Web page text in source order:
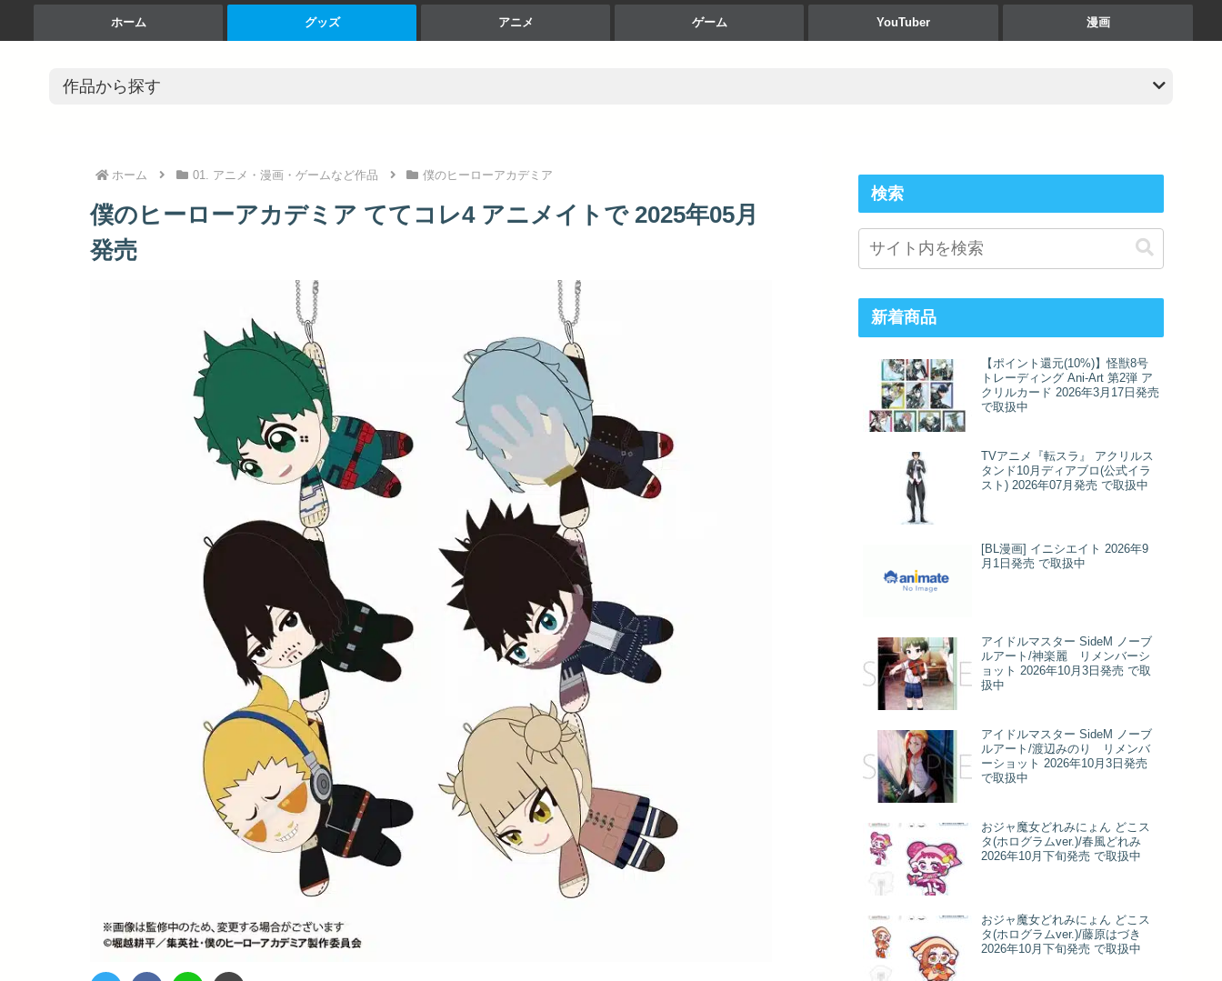
ホーム グッズ アニメ ゲーム YouTuber 漫画
ホーム 01. アニメ・漫画・ゲームなど作品 僕のヒーローアカデミア
僕のヒーローアカデミア ててコレ4 アニメイトで 2025年05月
発売
検索
新着商品
【ポイント還元(10%)】怪獣8号
トレーディング Ani-Art 第2弾 ア
クリルカード 2026年3月17日発売
で取扱中
TVアニメ『転スラ』 アクリルス
タンド10月ディアブロ(公式イラ
スト) 2026年07月発売 で取扱中
[BL漫画] イニシエイト 2026年9
月1日発売 で取扱中
アイドルマスター SideM ノーブ
ルアート/神楽麗 リメンバーシ
ョット 2026年10月3日発売 で取
扱中
アイドルマスター SideM ノーブ
ルアート/渡辺みのり リメンバ
ーショット 2026年10月3日発売
で取扱中
おジャ魔女どれみにょん どこス
タ(ホログラムver.)/春風どれみ
2026年10月下旬発売 で取扱中
おジャ魔女どれみにょん どこス
タ(ホログラムver.)/藤原はづき
2026年10月下旬発売 で取扱中